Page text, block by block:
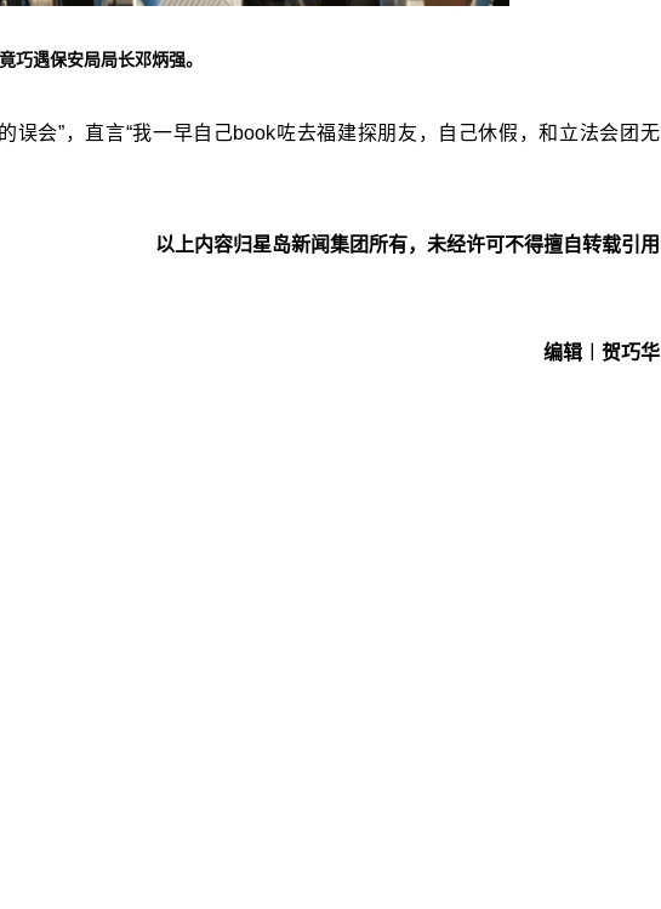
巧遇保安局局长邓炳强。
误会”，直言“我一早自己book咗去福建探朋友，自己休假，和立法会团无
以上内容归星岛新闻集团所有，未经许可不得擅自转载引用
编辑︱贺巧华